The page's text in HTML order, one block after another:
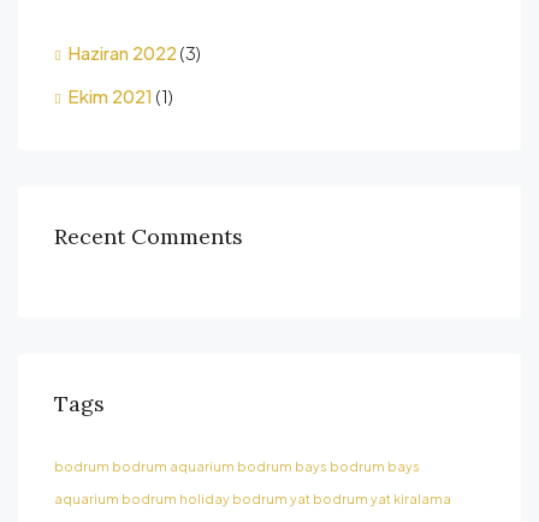
Haziran 2022 (3)
Ekim 2021 (1)
Recent Comments
Tags
bodrum bodrum aquarium bodrum bays bodrum bays
aquarium bodrum holiday bodrum yat bodrum yat kiralama